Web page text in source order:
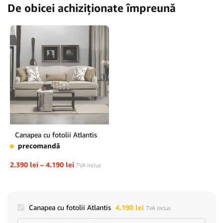
De obicei achiziționate împreună
Canapea cu fotolii Atlantis
precomandă
2.390 lei – 4.190 lei TVA Inclus
Canapea cu fotolii Atlantis 4.190 lei TVA Inclus